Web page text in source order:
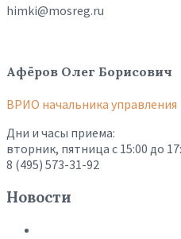
himki@mosreg.ru
Афёров Олег Борисович
ВРИО начальника управления
Дни и часы приема:
вторник, пятница с 15:00 до
8 (495) 573-31-92
Новости